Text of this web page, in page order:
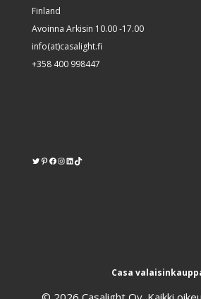
Finland
Avoinna Arkisin 10.00 -17.00
info(at)casalight.fi
+358 400 998447
Twitter
Pinterest
https://www.facebook.com/
Instagram
LinkedIn
TikTok
Casa